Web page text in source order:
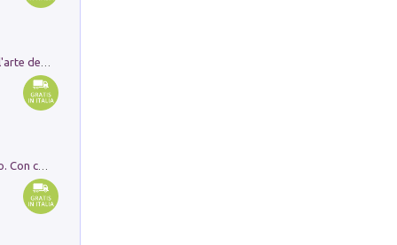
Ricerche dei dottorandi in storia dell'arte della Sapienza